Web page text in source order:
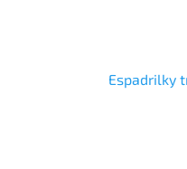
Espadrilky